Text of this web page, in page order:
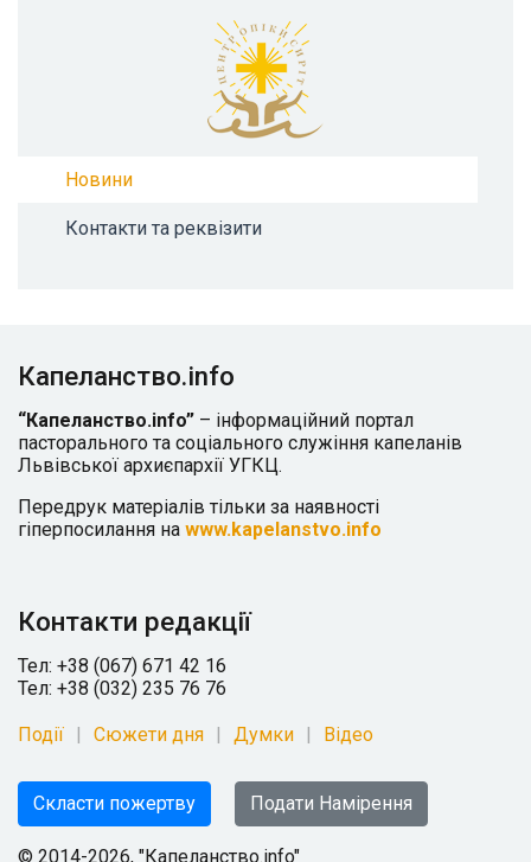
Новини
Контакти та реквізити
Капеланство.info
“Капеланство.info” – інформаційний портал
пасторального та соціального служіння капеланів
Львівської архиєпархії УГКЦ.
Передрук матеріалів тільки за наявності
гіперпосилання на www.kapelanstvo.info
Контакти редакції
Тел: +38 (067) 671 42 16
Тел: +38 (032) 235 76 76
Події Сюжети дня Думки Відео
Скласти пожертву Подати Намірення
© 2014-2026, "Капеланство.info"